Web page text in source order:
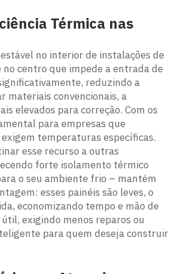
Térmica nas
no interior de instalações de
centro que impede a entrada de
reduzindo a
materiais convencionais, a
elevados para correção. Com os
para empresas que
temperaturas específicas.
esse recurso a outras
forte isolamento térmico
o seu ambiente frio – mantém
esses painéis são leves, o
economizando tempo e mão de
exigindo menos reparos ou
para quem deseja construir